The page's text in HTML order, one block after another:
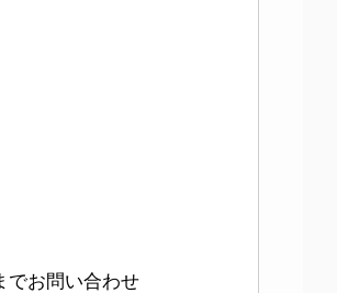
でお問い合わせ